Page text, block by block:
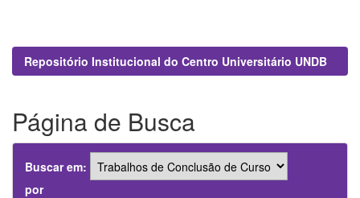
Repositório Institucional do Centro Universitário UNDB
Página de Busca
Buscar em:
por